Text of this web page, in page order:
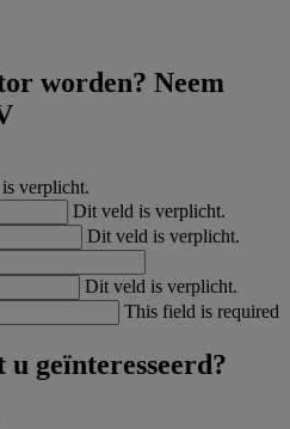
worden? Neem
verplicht.
Dit veld is verplicht.
Dit veld is verplicht.
Dit veld is verplicht.
This field is required
geïnteresseerd?